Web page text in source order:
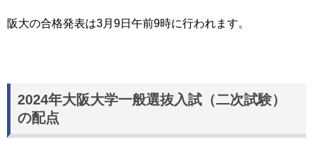
阪大の合格発表は3月9日午前9時に行われます。
2024年大阪大学一般選抜入試（二次試験）
の配点